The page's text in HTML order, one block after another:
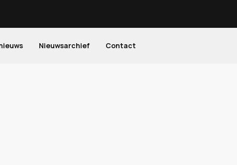
Nieuwsarchief Contact